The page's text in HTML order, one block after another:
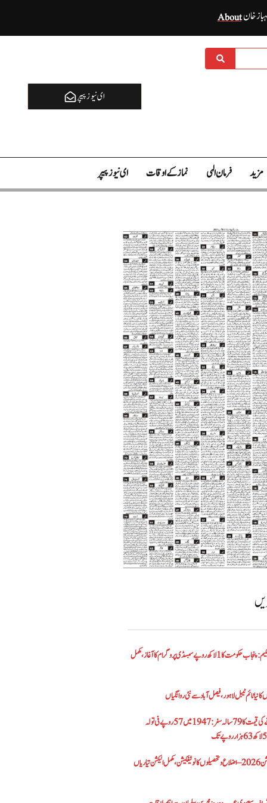
خانAbout
ای نيوز پیپر
مزید فرمان الہی نماز کے اوقات ای نيوز پیپر
الیکٹرک بائیک اسکیم: پنجاب حکومت کا1 لاکھ روپے سبسڈی پروگرام کا آغاز ،مکمل
نیا ٹائم ٹیبل لاہور، فیصل آباد سے نئی روانگیاں
پاکستان میں سونے کی قیمت کا 79 سالہ سفر: 1947 میں 57 روپے فی تولہ
پنجاب بلدیاتی الیکشن 2026 – اضلاع و تحصیلوں کا نوٹیفکیشن، مکمل الیکشن تیاریاں